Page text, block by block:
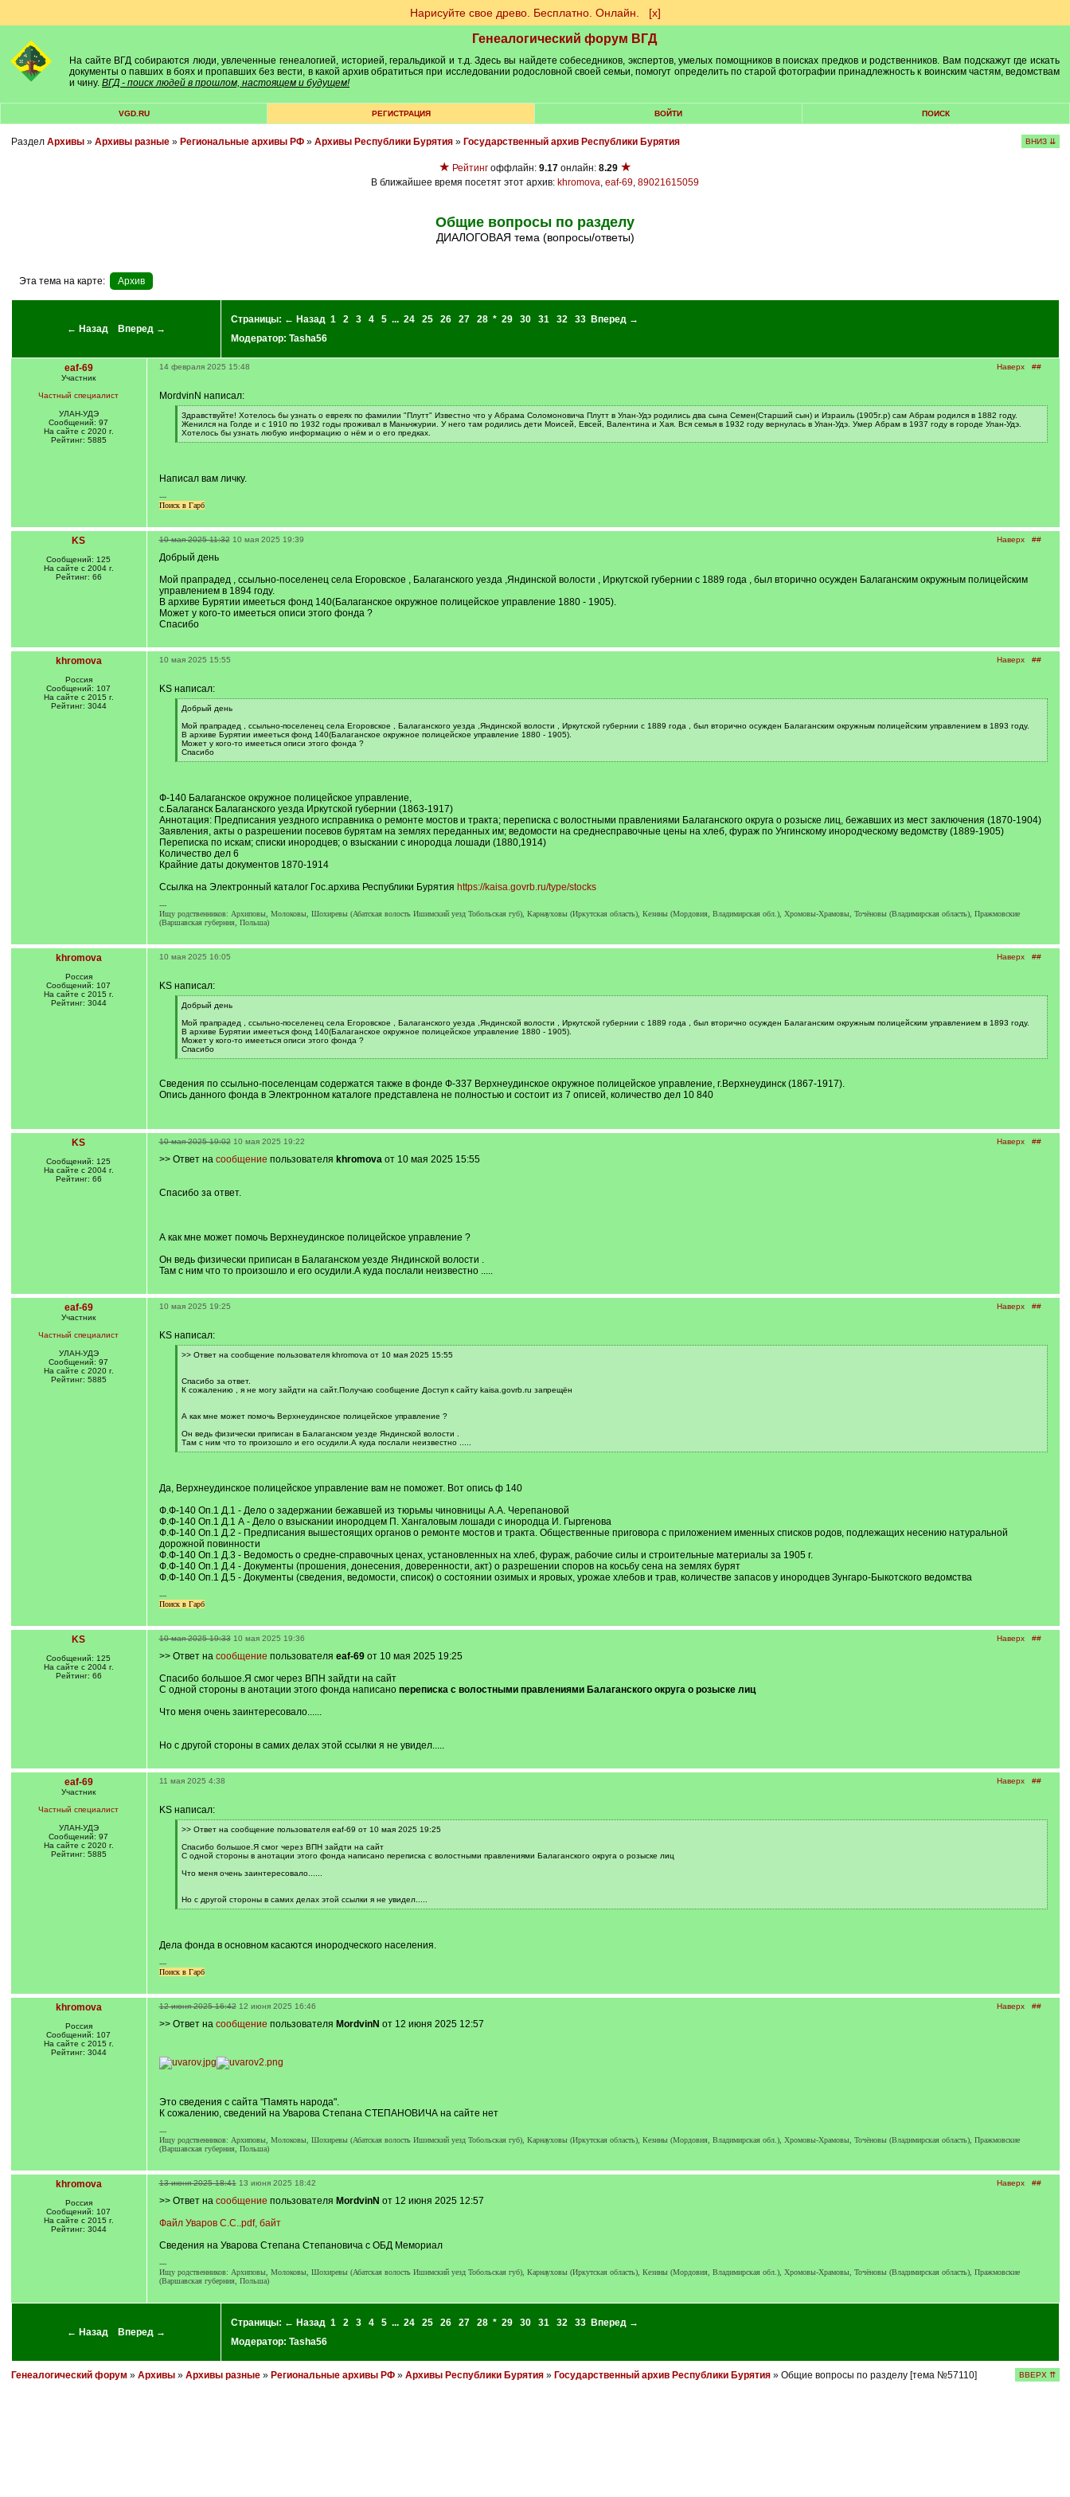
Нарисуйте свое древо. Бесплатно. Онлайн. [х]
Генеалогический форум ВГД
На сайте ВГД собираются люди, увлеченные генеалогией, историей, геральдикой и т.д. Здесь вы найдете собеседников, экспертов, умелых помощников в поисках предков и родственников. Вам подскажут где искать
документы о павших в боях и пропавших без вести, в какой архив обратиться при исследовании родословной своей семьи, помогут определить по старой фотографии принадлежность к воинским частям, ведомствам
и чину. ВГД - поиск людей в прошлом, настоящем и будущем!
VGD.RU РЕГИСТРАЦИЯ ВОЙТИ ПОИСК
Раздел Архивы» Архивы разные» Региональные архивы РФ» Архивы Республики Бурятия» Государственный архив Республики Бурятия ВНИЗ ⇊
★ Рейтинг оффлайн: 9.17 онлайн: 8.29 ★
В ближайшее время посетят этот архив: khromova, eaf-69, 89021615059
Общие вопросы по разделу
ДИАЛОГОВАЯ тема (вопросы/ответы)
Эта тема на карте: Архив
← Назад Вперед →
Страницы: ← Назад 1 2 3 4 5 ... 24 25 26 27 28 * 29 30 31 32 33
Вперед →
Модератор: Tasha56
eaf-69
Участник
Частный специалист
УЛАН-УДЭ
Сообщений: 97
На сайте с 2020 г.
Рейтинг: 5885
Наверх ##
14 февраля 2025 15:48
MordvinN написал:
[
q
]
Здравствуйте! Хотелось бы узнать о евреях по фамилии "Плутт" Известно что у Абрама Соломоновича Плутт в Улан-Удэ родились два сына Семен(Старший сын) и Израиль (1905г.р) сам Абрам родился в 1882 году.
Женился на Голде и с 1910 по 1932 годы проживал в Маньчжурии. У него там родились дети Моисей, Евсей, Валентина и Хая. Вся семья в 1932 году вернулась в Улан-Удэ. Умер Абрам в 1937 году в городе Улан-Удэ.
Хотелось бы узнать любую информацию о нём и о его предках.
[
Написал вам личку.
---
Поиск в Гарб
KS
Сообщений: 125
На сайте с 2004 г.
Рейтинг: 66
Наверх ##
10 мая 2025 11:32 10 мая 2025 19:39
Добрый день
Мой прапрадед , ссыльно-поселенец села Егоровское , Балаганского уезда ,Яндинской волости , Иркутской губернии с 1889 года , был вторично осужден Балаганским окружным полицейским
управлением в 1894 году.
В архиве Бурятии имееться фонд 140(Балаганское окружное полицейское управление 1880 - 1905).
Может у кого-то имееться описи этого фонда ?
Спасибо
khromova
Россия
Сообщений: 107
На сайте с 2015 г.
Рейтинг: 3044
Наверх ##
10 мая 2025 15:55
KS написал:
[
]
Добрый день
Мой прапрадед , ссыльно-поселенец села Егоровское , Балаганского уезда ,Яндинской волости , Иркутской губернии с 1889 года , был вторично осужден Балаганским окружным полицейским управлением в 1893 году.
В архиве Бурятии имееться фонд 140(Балаганское окружное полицейское управление 1880 - 1905).
Может у кого-то имееться описи этого фонда ?
Спасибо
[
Ф-140 Балаганское окружное полицейское управление,
с.Балаганск Балаганского уезда Иркутской губернии (1863-1917)
Аннотация: Предписания уездного исправника о ремонте мостов и тракта; переписка с волостными правлениями Балаганского округа о розыске лиц, бежавших из мест заключения (1870-1904)
Заявления, акты о разрешении посевов бурятам на землях переданных им; ведомости на среднесправочные цены на хлеб, фураж по Унгинскому инородческому ведомству (1889-1905)
Переписка по искам; списки инородцев; о взыскании с инородца лошади (1880,1914)
Количество дел 6
Крайние даты документов 1870-1914
Ссылка на Электронный каталог Гос.архива Республики Бурятия https://kaisa.govrb.ru/type/stocks
---
Ищу родственников: Архиповы, Молоковы, Шохиревы (Абатская волость Ишимский уезд Тобольская губ), Карнауховы (Иркутская область), Кезины (Мордовия, Владимирская обл.), Хромовы-Храмовы, Точёновы (Владимирская область), Пражмовские
(Варшавская губерния, Польша)
khromova
Россия
Сообщений: 107
На сайте с 2015 г.
Рейтинг: 3044
Наверх ##
10 мая 2025 16:05
KS написал:
[
]
Добрый день
Мой прапрадед , ссыльно-поселенец села Егоровское , Балаганского уезда ,Яндинской волости , Иркутской губернии с 1889 года , был вторично осужден Балаганским окружным полицейским управлением в 1893 году.
В архиве Бурятии имееться фонд 140(Балаганское окружное полицейское управление 1880 - 1905).
Может у кого-то имееться описи этого фонда ?
Спасибо
[
]
Сведения по ссыльно-поселенцам содержатся также в фонде Ф-337 Верхнеудинское окружное полицейское управление, г.Верхнеудинск (1867-1917).
Опись данного фонда в Электронном каталоге представлена не полностью и состоит из 7 описей, количество дел 10 840
KS
Сообщений: 125
На сайте с 2004 г.
Рейтинг: 66
Наверх ##
10 мая 2025 19:02 10 мая 2025 19:22
>> Ответ на сообщение пользователя khromovaот 10 мая 2025 15:55
Спасибо за ответ.
А как мне может помочь Верхнеудинское полицейское управление ?
Он ведь физически приписан в Балаганском уезде Яндинской волости .
Там с ним что то произошло и его осудили.А куда послали неизвестно .....
eaf-69
Участник
Частный специалист
УЛАН-УДЭ
Сообщений: 97
На сайте с 2020 г.
Рейтинг: 5885
Наверх ##
10 мая 2025 19:25
KS написал:
[>> Ответ на сообщение пользователя khromova от 10 мая 2025 15:55
Спасибо за ответ.
К сожалению , я не могу зайдти на сайт.Получаю сообщение Доступ к сайту kaisa.govrb.ru запрещён
А как мне может помочь Верхнеудинское полицейское управление ?
Он ведь физически приписан в Балаганском уезде Яндинской волости .
Там с ним что то произошло и его осудили.А куда послали неизвестно .....
[
Да, Верхнеудинское полицейское управление вам не поможет. Вот опись ф 140
Ф.Ф-140 Оп.1 Д.1 - Дело о задержании бежавшей из тюрьмы чиновницы А.А. Черепановой
Ф.Ф-140 Оп.1 Д.1 А - Дело о взыскании инородцем П. Хангаловым лошади с инородца И. Гыргенова
Ф.Ф-140 Оп.1 Д.2 - Предписания вышестоящих органов о ремонте мостов и тракта. Общественные приговора с приложением именных списков родов, подлежащих несению натуральной
дорожной повинности
Ф.Ф-140 Оп.1 Д.3 - Ведомость о средне-справочных ценах, установленных на хлеб, фураж, рабочие силы и строительные материалы за 1905 г.
Ф.Ф-140 Оп.1 Д.4 - Документы (прошения, донесения, доверенности, акт) о разрешении споров на косьбу сена на землях бурят
Ф.Ф-140 Оп.1 Д.5 - Документы (сведения, ведомости, список) о состоянии озимых и яровых, урожае хлебов и трав, количестве запасов у инородцев Зунгаро-Быкотского ведомства
---
Поиск в Гарб
KS
Сообщений: 125
На сайте с 2004 г.
Рейтинг: 66
Наверх ##
10 мая 2025 19:33 10 мая 2025 19:36
>> Ответ на сообщение пользователя eaf-69от 10 мая 2025 19:25
Спасибо большое.Я смог через ВПН зайдти на сайт
С одной стороны в анотации этого фонда написано переписка с волостными правлениями Балаганского округа о розыске лиц
Что меня очень заинтересовало......
Но с другой стороны в самих делах этой ссылки я не увидел.....
eaf-69
Участник
Частный специалист
УЛАН-УДЭ
Сообщений: 97
На сайте с 2020 г.
Рейтинг: 5885
Наверх ##
11 мая 2025 4:38
KS написал:
[
]
>> Ответ на сообщение пользователя eaf-69 от 10 мая 2025 19:25
Спасибо большое.Я смог через ВПН зайдти на сайт
С одной стороны в анотации этого фонда написано переписка с волостными правлениями Балаганского округа о розыске лиц
Что меня очень заинтересовало......
Но с другой стороны в самих делах этой ссылки я не увидел.....
[
Дела фонда в основном касаются инородческого населения.
---
Поиск в Гарб
khromova
Россия
Сообщений: 107
На сайте с 2015 г.
Рейтинг: 3044
Наверх ##
12 июня 2025 16:42 12 июня 2025 16:46
>> Ответ на сообщение пользователя MordvinN от 12 июня 2025 12:57
Это сведения с сайта "Память народа".
К сожалению, сведений на Уварова Степана СТЕПАНОВИЧА на сайте нет
---
Ищу родственников: Архиповы, Молоковы, Шохиревы (Абатская волость Ишимский уезд Тобольская губ), Карнауховы (Иркутская область), Кезины (Мордовия, Владимирская обл.), Хромовы-Храмовы, Точёновы (Владимирская область), Пражмовские
(Варшавская губерния, Польша)
khromova
Россия
Сообщений: 107
На сайте с 2015 г.
Рейтинг: 3044
Наверх ##
13 июня 2025 18:41 13 июня 2025 18:42
>> Ответ на сообщение пользователя MordvinN от 12 июня 2025 12:57
Файл Уваров С.С..pdf, байт
Сведения на Уварова Степана Степановича с ОБД Мемориал
---
Ищу родственников: Архиповы, Молоковы, Шохиревы (Абатская волость Ишимский уезд Тобольская губ), Карнауховы (Иркутская область), Кезины (Мордовия, Владимирская обл.), Хромовы-Храмовы, Точёновы (Владимирская область), Пражмовские
(Варшавская губерния, Польша)
← Назад Вперед →
Страницы: ← Назад 1 2 3 4 5 ... 24 25 26 27 28 * 29 30 31 32 33
Вперед →
Модератор: Tasha56
Генеалогический форум » Архивы» Архивы разные» Региональные архивы РФ» Архивы Республики Бурятия» Государственный архив Республики Бурятия» Общие вопросы по разделу [тема №57110] ВВЕРХ ⇈